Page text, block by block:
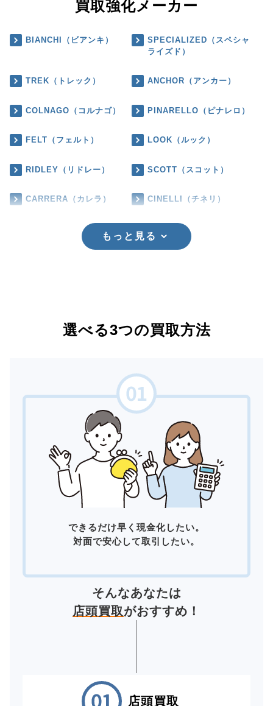
買取強化メーカー
BIANCHI（ビアンキ）
SPECIALIZED（スペシャ
ライズド）
TREK（トレック） ANCHOR（アンカー）
COLNAGO（コルナゴ） PINARELLO（ピナレロ）
FELT（フェルト） LOOK（ルック）
RIDLEY（リドレー） SCOTT（スコット）
CARRERA（カレラ） CINELLI（チネリ）
もっと見る
選べる3つの買取方法
できるだけ早く現金化したい。
対面で安心して取引したい。
そんなあなたは
店頭買取がおすすめ！
店頭買取